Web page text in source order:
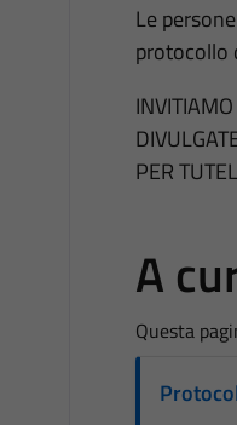
Le
protocollo
PER
A
Questa